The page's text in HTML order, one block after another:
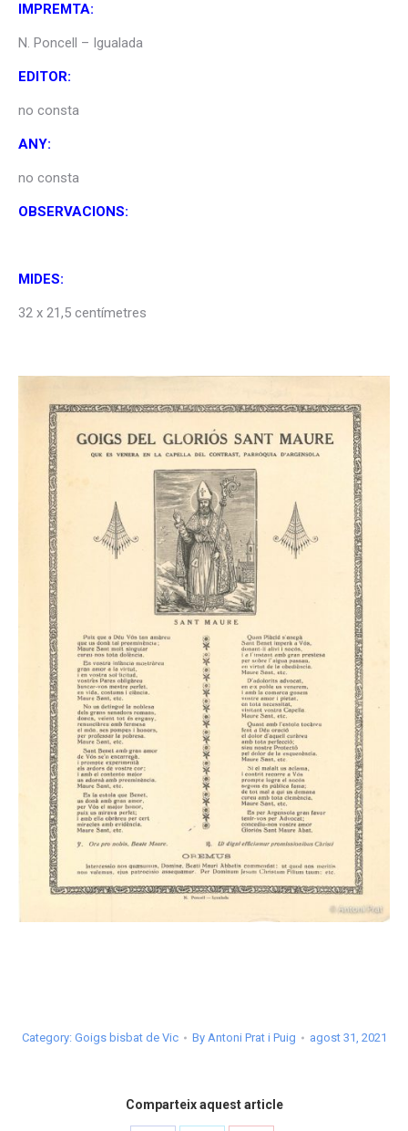
IMPREMTA:
N. Poncell – Igualada
EDITOR:
no consta
ANY:
no consta
OBSERVACIONS:
MIDES:
32 x 21,5 centímetres
Category: Goigs bisbat de Vic By Antoni Prat i Puig agost 31, 2021
Comparteix aquest article